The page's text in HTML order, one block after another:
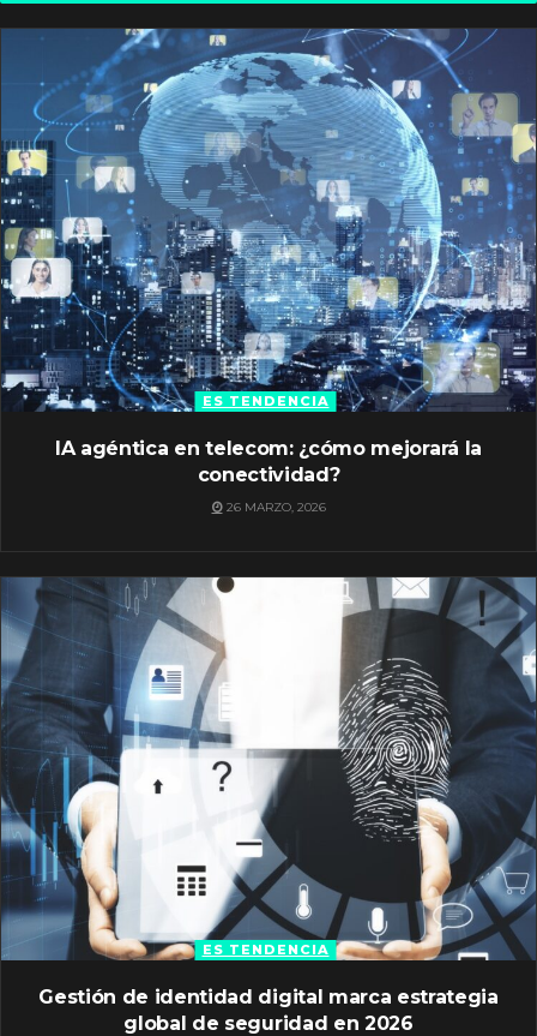
ES TENDENCIA
IA agéntica en telecom: ¿cómo mejorará la
conectividad?
26 MARZO, 2026
ES TENDENCIA
Gestión de identidad digital marca estrategia
global de seguridad en 2026